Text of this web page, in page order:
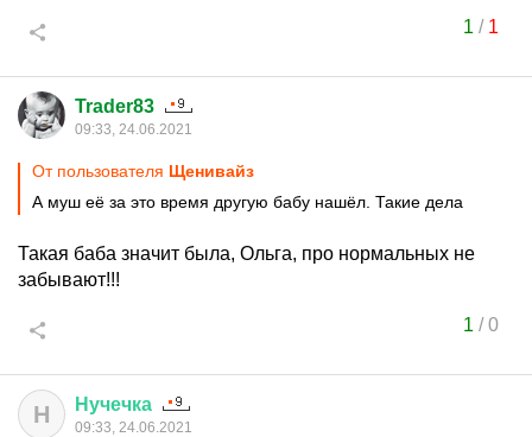
1 / 1
Trader83
09:33, 24.06.2021
От пользователя Щенивайз
А муш её за это время другую бабу нашёл. Такие дела
Такая баба значит была, Ольга, про нормальных не
забывают!!!
1 /0
Н Нучечка
09:33, 24.06.2021